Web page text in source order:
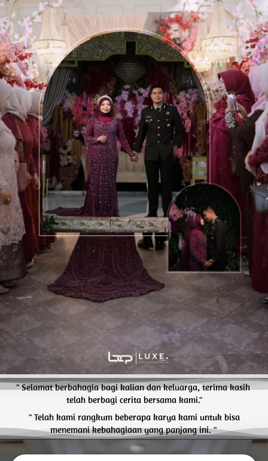
" Selamat berbahagia bagi kalian dan keluarga, terima kasih
telah berbagi cerita bersama kami."
menemani kebahagiaan yang panjang ini. "